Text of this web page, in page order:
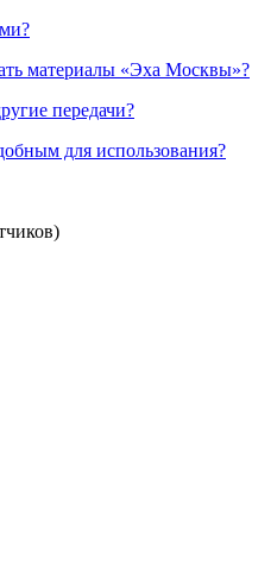
материалы «Эха Москвы»?
передачи?
для использования?